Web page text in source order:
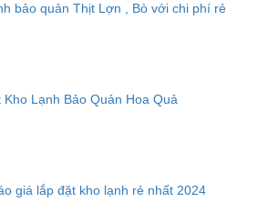
bảo quản Thịt Lợn , Bò với chi phí rẻ
Kho Lạnh Bảo Quản Hoa Quả
giá lắp đặt kho lạnh rẻ nhất 2024